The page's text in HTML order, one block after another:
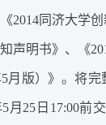
2014同济大学
声明书》、《
5月版）》。将
月25日17:00前